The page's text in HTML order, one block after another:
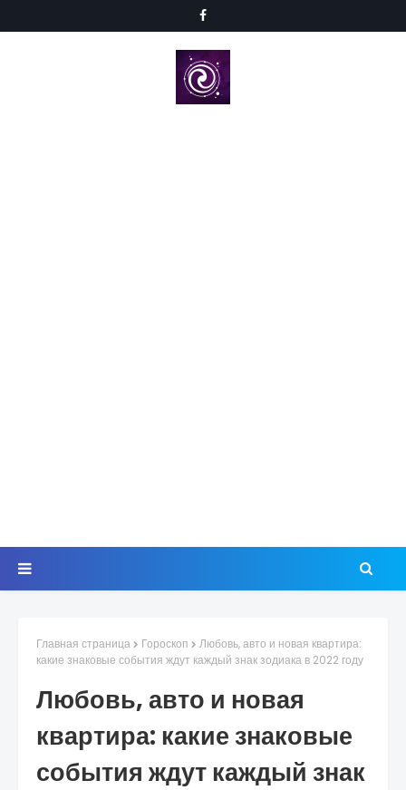
Главная страница Гороскоп
Любовь, авто и новая квартира:
какие знаковые события ждут каждый знак зодиака в 2022 году
Любовь, авто и новая
квартира: какие знаковые
события ждут каждый знак